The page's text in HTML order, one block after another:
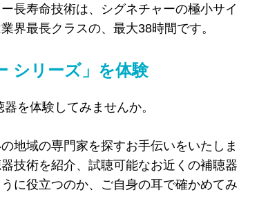
長寿命技術は、シグネチャーの極小サイ
界最長クラスの、最大38時間です。
シリーズ」を体験
を体験してみませんか。
地域の専門家を探すお手伝いをいたしま
技術を紹介、試聴可能なお近くの補聴器
に役立つのか、ご自身の耳で確かめてみ